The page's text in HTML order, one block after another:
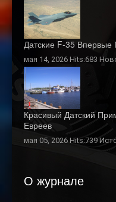
Датские F-35
мая 14, 2026 Hits:683
Красивый Датский
Евреев
мая 05, 2026 Hits:739
О журнале